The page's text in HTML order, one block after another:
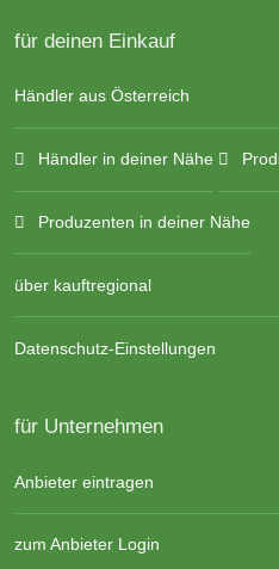
für deinen Einkauf
Händler aus Österreich
Händler in deiner Nähe
Produzenten in deiner Nähe
über kauftregional
Datenschutz-Einstellungen
für Unternehmen
Anbieter eintragen
zum Anbieter Login